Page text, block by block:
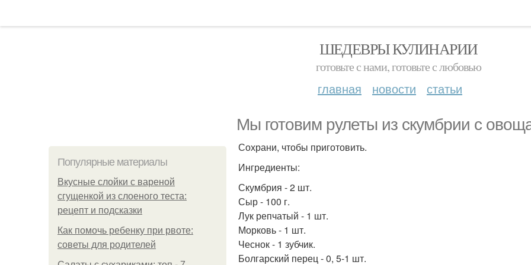
ШЕДЕВРЫ КУЛИНАРИИ
готовьте с нами, готовьте с любовью
главная новости статьи
Мы готовим рулеты из скумбрии с
Популярные материалы
Вкусные слойки с вареной
сгущенкой из слоеного теста:
рецепт и подсказки
Как помочь ребенку при рвоте:
советы для родителей
Сохрани, чтобы приготовить.
Ингредиенты:
Скумбрия - 2 шт.
Сыр - 100 г.
Лук репчатый - 1 шт.
Морковь - 1 шт.
Чеснок - 1 зубчик.
Болгарский перец - 0, 5-1 шт.